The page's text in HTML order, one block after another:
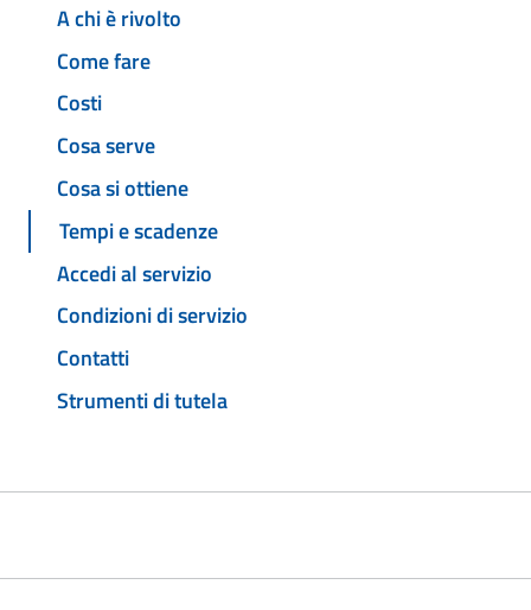
A chi è rivolto
Come fare
Costi
Cosa serve
Cosa si ottiene
Tempi e scadenze
Accedi al servizio
Condizioni di servizio
Contatti
Strumenti di tutela